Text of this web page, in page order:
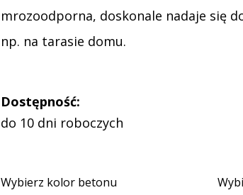
mrozoodporna, doskonale nadaje się
np. na tarasie domu.
Dostępność:
do 10 dni roboczych
Wybierz kolor betonu